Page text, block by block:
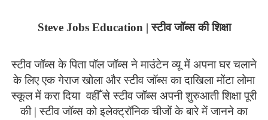
Steve Jobs Education | स्टीव जॉब्स की शिक्षा
स्टीव जॉब्स के पिता पॉल जॉब्स ने माउंटेन व्यू में अपना घर चलाने
के लिए एक गेराज खोला और स्टीव जॉब्स का दाखिला मोंटा लोमा
स्कूल में करा दिया वहीँ से स्टीव जॉब्स अपनी शुरुआती शिक्षा पूरी
की | स्टीव जॉब्स को इलेक्ट्रॉनिक चीजों के बारे में जानने का